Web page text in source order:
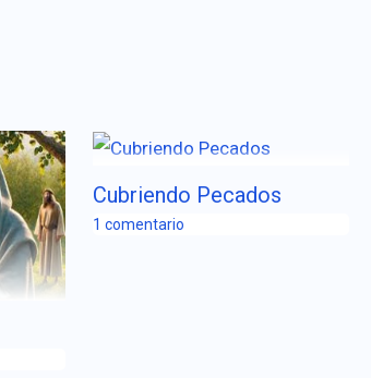
Cubriendo Pecados
1 comentario